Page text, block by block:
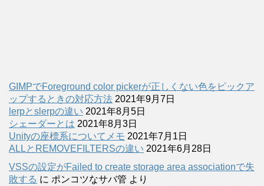
GIMPでForeground color pickerが正しくない色をピックア
ップするときの対応方法 2021年9月7日
lerpとslerpの違い 2021年8月5日
シェーダーとは 2021年8月3日
Unityの座標系についてメモ 2021年7月1日
ALLとREMOVEFILTERSの違い 2021年6月28日
VSSの設定がFailed to create storage area associationで失
敗する に ポンコツなサバ管 より